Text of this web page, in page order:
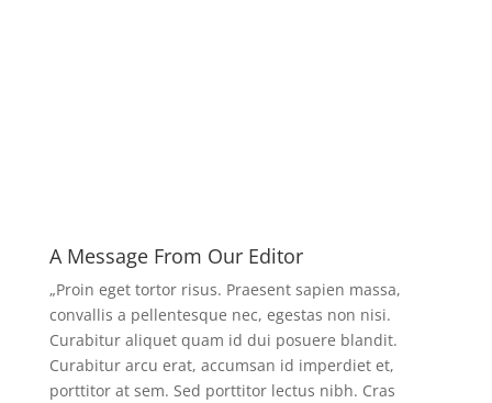
A Message From Our Editor
„Proin eget tortor risus. Praesent sapien massa,
convallis a pellentesque nec, egestas non nisi.
Curabitur aliquet quam id dui posuere blandit.
Curabitur arcu erat, accumsan id imperdiet et,
porttitor at sem. Sed porttitor lectus nibh. Cras